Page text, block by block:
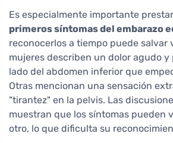
Es especialmente importante
primeros síntomas del embarazo
reconocerlos a tiempo puede salvar
mujeres describen un dolor agudo
lado del abdomen inferior que
Otras mencionan una sensación
"tirantez" en la pelvis. Las
muestran que los síntomas pueden
otro, lo que dificulta su